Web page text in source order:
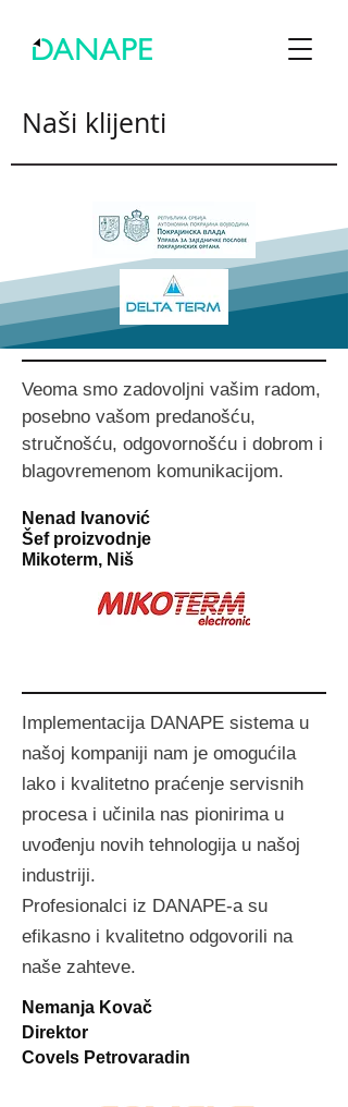
Naši klijenti
Veoma smo zadovoljni vašim radom,
posebno vašom predanošću,
stručnošću, odgovornošću i dobrom i
blagovremenom komunikacijom.
Nenad Ivanović
Šef proizvodnje
Mikoterm, Niš
Implementacija DANAPE sistema u
našoj kompaniji nam je omogućila
lako i kvalitetno praćenje servisnih
procesa i učinila nas pionirima u
uvođenju novih tehnologija u našoj
industriji.
Profesionalci iz DANAPE-a su
efikasno i kvalitetno odgovorili na
naše zahteve.
Nemanja Kovač
Direktor
Covels Petrovaradin